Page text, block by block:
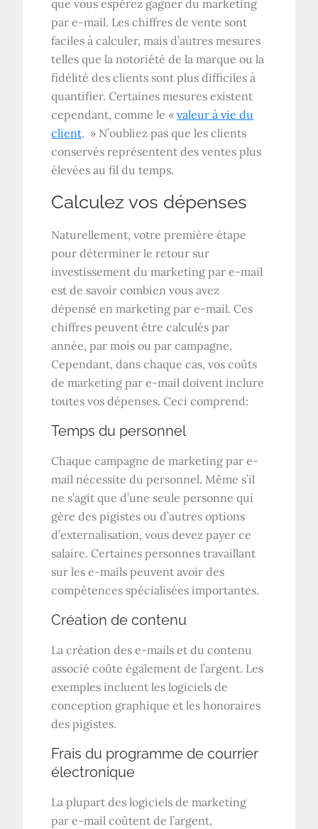
que vous espérez gagner du marketing
par e-mail. Les chiffres de vente sont
faciles à calculer, mais d’autres mesures
telles que la notoriété de la marque ou la
fidélité des clients sont plus difficiles à
quantifier. Certaines mesures existent
cependant, comme le «valeur à vie du
client. » N’oubliez pas que les clients
conservés représentent des ventes plus
élevées au fil du temps.
Calculez vos dépenses
Naturellement, votre première étape
pour déterminer le retour sur
investissement du marketing par e-mail
est de savoir combien vous avez
dépensé en marketing par e-mail. Ces
chiffres peuvent être calculés par
année, par mois ou par campagne.
Cependant, dans chaque cas, vos coûts
de marketing par e-mail doivent inclure
toutes vos dépenses. Ceci comprend:
Temps du personnel
Chaque campagne de marketing par e-
mail nécessite du personnel. Même s’il
ne s’agit que d’une seule personne qui
gère des pigistes ou d’autres options
d’externalisation, vous devez payer ce
salaire. Certaines personnes travaillant
sur les e-mails peuvent avoir des
compétences spécialisées importantes.
Création de contenu
La création des e-mails et du contenu
associé coûte également de l’argent. Les
exemples incluent les logiciels de
conception graphique et les honoraires
des pigistes.
Frais du programme de courrier
électronique
La plupart des logiciels de marketing
par e-mail coûtent de l’argent,